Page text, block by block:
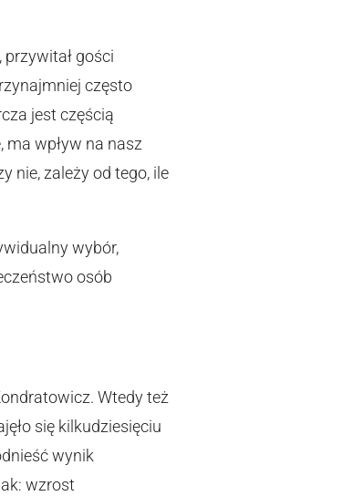
przywitał gości
często
jest częścią
ma wpływ na nasz
nie, zależy od tego, ile
wybór,
osób
Wtedy też
się kilkudziesięciu
wynik
wzrost